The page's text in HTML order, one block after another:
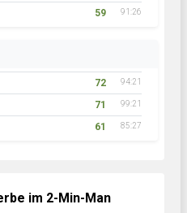
59 91:26
72 94:21
71 99:21
61 85:27
im 2-Min-Man